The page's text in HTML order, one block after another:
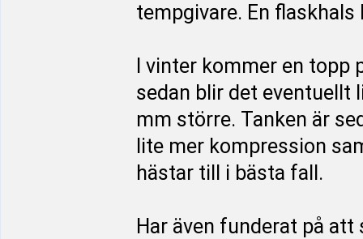
tempgivare. En
I vinter kommer en
sedan blir det eventuellt
mm större. Tanken är
lite mer kompression
hästar till i bästa fall.
Har även funderat på